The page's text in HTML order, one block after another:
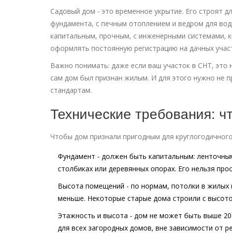
Садовый дом - это временное укрытие. Его строят
фундамента, с печным отоплением и ведром для
капитальным, прочным, с инженерными системами,
оформлять постоянную регистрацию на дачных
Важно понимать: даже если ваш участок в СНТ,
сам дом был признан жилым. И для этого нужно не
стандартам.
Технические требования:
Чтобы дом признали пригодным для
Фундамент - должен быть капитальным:
столбиках или деревянных опорах. Его нельзя
Высота помещений - по нормам, потолки в
меньше. Некоторые старые дома строили с
Этажность и высота - дом не может быть выше 20
для всех загородных домов, вне зависимости от